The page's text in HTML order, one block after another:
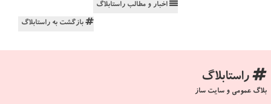
اخبار و مطالب راستابلاگ
بازگشت به راستابلاگ
راستابلاگ
بلاگ عمومی و سایت ساز